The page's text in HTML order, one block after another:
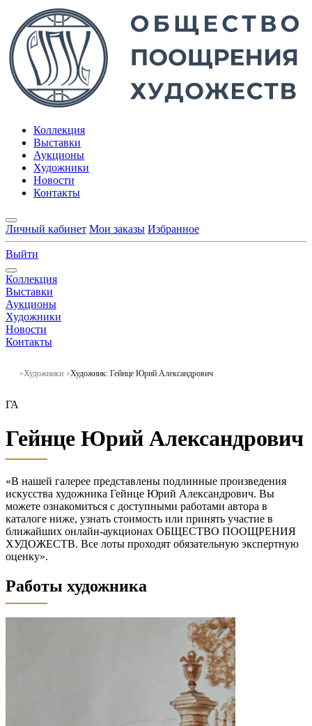
Коллекция
Выставки
Аукционы
Художники
Новости
Контакты
Личный кабинет Мои заказы Избранное
Выйти
Коллекция
Выставки
Аукционы
Художники
Новости
Контакты
Художники Художник: Гейнце Юрий Александрович
ГА
Гейнце Юрий Александрович
«В нашей галерее представлены подлинные произведения
искусства художника Гейнце Юрий Александрович. Вы
можете ознакомиться с доступными работами автора в
каталоге ниже, узнать стоимость или принять участие в
ближайших онлайн-аукционах ОБЩЕСТВО ПООЩРЕНИЯ
ХУДОЖЕСТВ. Все лоты проходят обязательную экспертную
оценку».
Работы художника